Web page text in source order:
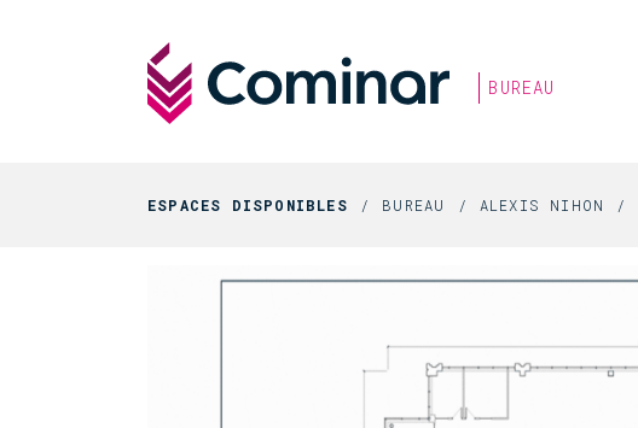
BUREAU
ESPACES DISPONIBLES BUREAU ALEXIS NIHON